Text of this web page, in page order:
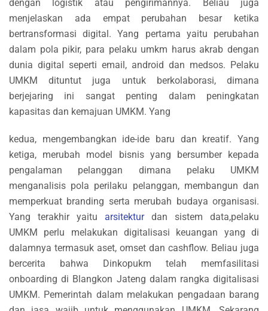
dengan logistik atau pengirimannya. Beliau juga
menjelaskan ada empat perubahan besar ketika
bertransformasi digital. Yang pertama yaitu perubahan
dalam pola pikir, para pelaku umkm harus akrab dengan
dunia digital seperti email, android dan medsos. Pelaku
UMKM dituntut juga untuk berkolaborasi, dimana
berjejaring ini sangat penting dalam peningkatan
kapasitas dan kemajuan UMKM. Yang
kedua, mengembangkan ide-ide baru dan kreatif. Yang
ketiga, merubah model bisnis yang bersumber kepada
pengalaman pelanggan dimana pelaku UMKM
menganalisis pola perilaku pelanggan, membangun dan
memperkuat branding serta merubah budaya organisasi.
Yang terakhir yaitu arsitekturdan sistem data,pelaku
UMKM perlu melakukan digitalisasi keuangan yang di
dalamnya termasuk aset, omset dan cashflow. Beliau juga
bercerita bahwa Dinkopukm telah memfasilitasi
onboarding di Blangkon Jateng dalam rangka digitalisasi
UMKM. Pemerintah dalam melakukan pengadaan barang